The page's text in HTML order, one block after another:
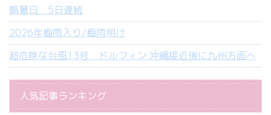
酷暑日 5日連続
2026年梅雨入り/梅雨明け
超危険な台風13号 ドルフィン 沖縄接近後に九州方面へ
人気記事ランキング